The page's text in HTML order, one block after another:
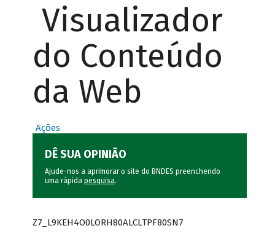
Visualizador
do Conteúdo
da Web
Ações
DÊ SUA OPINIÃO
Ajude-nos a aprimorar o site do BNDES preenchendo
uma rápida pesquisa.
Z7_L9KEH4O0LORH80ALCLTPF80SN7